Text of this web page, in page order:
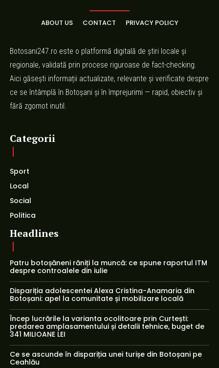
ABOUT US CONTACT PRIVACY POLICY
Botosani247.ro este o platformă digitală de știri locale și
regionale, validată prin procese riguroase de fact-checking.
Aici găsești informații actualizate, relevante și verificate despre
ce se întâmplă în Botoșani și în împrejurimi — rapid, obiectiv și
fără zgomot inutil.
Categorii
Sport
Local
Social
Politica
Headlines
Patru botoșăneni răniți la muncă: ce spune raportul ITM
despre controalele din iulie
Dispariția adolescentei Alexa Cristina-Anamaria din
Botoșani: apel la comunitate și mobilizare locală
Încep lucrările la varianta ocolitoare prin Curtești:
predarea amplasamentului și detalii tehnice, buget de
341 MILIOANE LEI
Ce se ascunde în dispariția unei turișe din Botoșani pe
Ceahlău